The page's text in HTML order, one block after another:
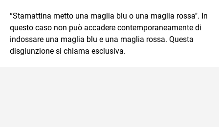
“Stamattina metto una maglia blu o una maglia rossa". In
questo caso non può accadere contemporaneamente di
indossare una maglia blu e una maglia rossa. Questa
disgiunzione si chiama esclusiva.